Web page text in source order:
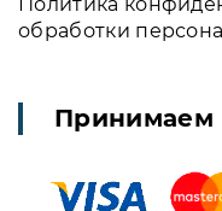
обработки
Принимаем